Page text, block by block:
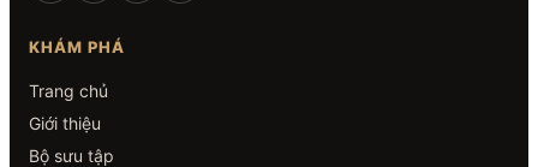
KHÁM PHÁ
Trang chủ
Giới thiệu
Bộ sưu tập